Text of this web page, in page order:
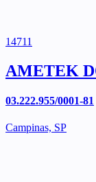
14711
AMETEK
03.222.955/0001-81
Campinas, SP